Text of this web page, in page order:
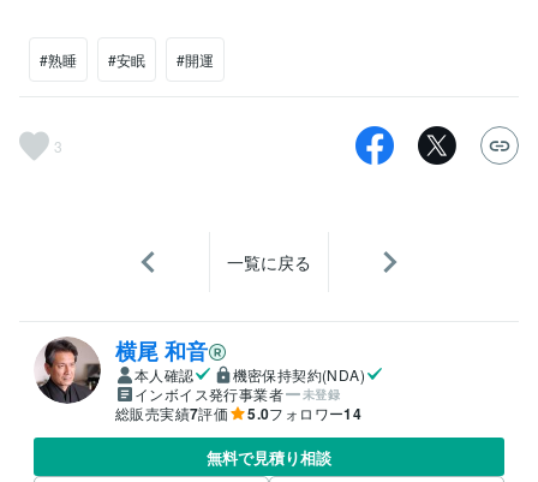
#熟睡 #安眠 #開運
3
一覧に戻る
横尾 和音
本人確認
機密保持契約(NDA)
インボイス発行事業者
未登録
総販売実績7評価 5.0フォロワー14
無料で見積り相談